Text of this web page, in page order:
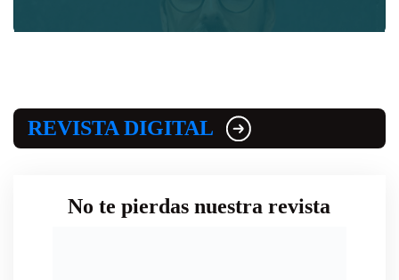
REVISTA DIGITAL
No te pierdas nuestra revista